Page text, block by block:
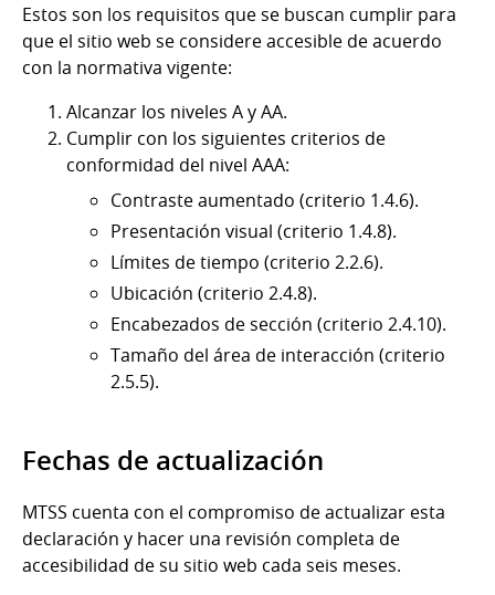
Estos son los requisitos que se buscan cumplir para
que el sitio web se considere accesible de acuerdo
con la normativa vigente:
Alcanzar los niveles A y AA.
Cumplir con los siguientes criterios de
conformidad del nivel AAA:
Contraste aumentado (criterio 1.4.6).
Presentación visual (criterio 1.4.8).
Límites de tiempo (criterio 2.2.6).
Ubicación (criterio 2.4.8).
Encabezados de sección (criterio 2.4.10).
Tamaño del área de interacción (criterio
2.5.5).
Fechas de actualización
MTSS cuenta con el compromiso de actualizar esta
declaración y hacer una revisión completa de
accesibilidad de su sitio web cada seis meses.